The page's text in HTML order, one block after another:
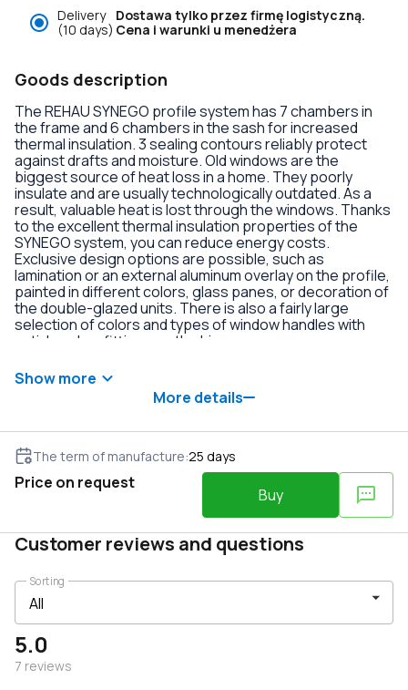
Delivery
(10 days)
Dostawa tylko przez firmę logistyczną.
Cena i warunki u menedżera
Goods description
The REHAU SYNEGO profile system has 7 chambers in
the frame and 6 chambers in the sash for increased
thermal insulation. 3 sealing contours reliably protect
against drafts and moisture. Old windows are the
biggest source of heat loss in a home. They poorly
insulate and are usually technologically outdated. As a
result, valuable heat is lost through the windows. Thanks
to the excellent thermal insulation properties of the
SYNEGO system, you can reduce energy costs.
Exclusive design options are possible, such as
lamination or an external aluminum overlay on the profile,
painted in different colors, glass panes, or decoration of
the double-glazed units. There is also a fairly large
selection of colors and types of window handles with
anti-burglary fittings on the hinges.
Show more
More details
The term of manufacture:25 days
Price on request
Buy
Customer reviews and questions
5.0
7 reviews
Sorting